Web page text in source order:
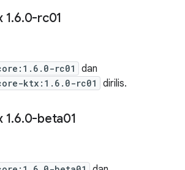
1.6.0-rc01
rc01 dan
ktx:1.6.0-rc01 dirilis.
1.6.0-beta01